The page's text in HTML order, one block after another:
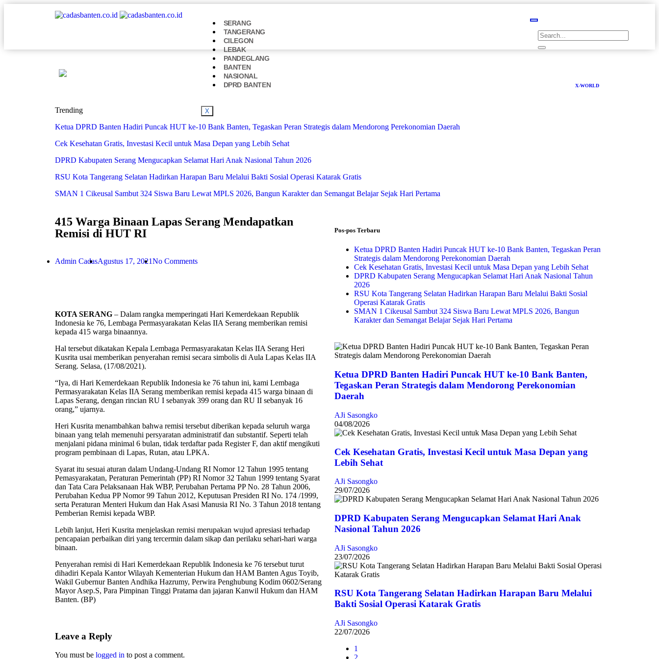
SERANG
TANGERANG
CILEGON
LEBAK
PANDEGLANG
BANTEN
NASIONAL
DPRD BANTEN
X
X-WORLD
Trending
Ketua DPRD Banten Hadiri Puncak HUT ke-10 Bank Banten, Tegaskan Peran Strategis dalam Mendorong Perekonomian Daerah
Cek Kesehatan Gratis, Investasi Kecil untuk Masa Depan yang Lebih Sehat
DPRD Kabupaten Serang Mengucapkan Selamat Hari Anak Nasional Tahun 2026
RSU Kota Tangerang Selatan Hadirkan Harapan Baru Melalui Bakti Sosial Operasi Katarak Gratis
SMAN 1 Cikeusal Sambut 324 Siswa Baru Lewat MPLS 2026, Bangun Karakter dan Semangat Belajar Sejak Hari Pertama
415 Warga Binaan Lapas Serang Mendapatkan
Remisi di HUT RI
Admin CadasAgustus 17, 2021No Comments
KOTA SERANG – Dalam rangka memperingati Hari Kemerdekaan Republik
Indonesia ke 76, Lembaga Permasyarakatan Kelas IIA Serang memberikan remisi
kepada 415 warga binaannya.
Hal tersebut dikatakan Kepala Lembaga Permasyarakatan Kelas IIA Serang Heri
Kusrita usai memberikan penyerahan remisi secara simbolis di Aula Lapas Kelas IIA
Serang. Selasa, (17/08/2021).
“Iya, di Hari Kemerdekaan Republik Indonesia ke 76 tahun ini, kami Lembaga
Permasyarakatan Kelas IIA Serang memberikan remisi kepada 415 warga binaan di
Lapas Serang, dengan rincian RU I sebanyak 399 orang dan RU II sebanyak 16
orang,” ujarnya.
Heri Kusrita menambahkan bahwa remisi tersebut diberikan kepada seluruh warga
binaan yang telah memenuhi persyaratan administratif dan substantif. Seperti telah
menjalani pidana minimal 6 bulan, tidak terdaftar pada Register F, dan aktif mengikuti
program pembinaan di Lapas, Rutan, atau LPKA.
Syarat itu sesuai aturan dalam Undang-Undang RI Nomor 12 Tahun 1995 tentang
Pemasyarakatan, Peraturan Pemerintah (PP) RI Nomor 32 Tahun 1999 tentang Syarat
dan Tata Cara Pelaksanaan Hak WBP, Perubahan Pertama PP No. 28 Tahun 2006,
Perubahan Kedua PP Nomor 99 Tahun 2012, Keputusan Presiden RI No. 174 /1999,
serta Peraturan Menteri Hukum dan Hak Asasi Manusia RI No. 3 Tahun 2018 tentang
Pemberian Remisi kepada WBP.
Lebih lanjut, Heri Kusrita menjelaskan remisi merupakan wujud apresiasi terhadap
pencapaian perbaikan diri yang tercermin dalam sikap dan perilaku sehari-hari warga
binaan.
Penyerahan remisi di Hari Kemerdekaan Republik Indonesia ke 76 tersebut turut
dihadiri Kepala Kantor Wilayah Kementerian Hukum dan HAM Banten Agus Toyib,
Wakil Gubernur Banten Andhika Hazrumy, Perwira Penghubung Kodim 0602/Serang
Mayor Asep.S, Para Pimpinan Tinggi Pratama dan jajaran Kanwil Hukum dan HAM
Banten. (BP)
Leave a Reply
You must be logged in to post a comment.
Pos-pos Terbaru
Ketua DPRD Banten Hadiri Puncak HUT ke-10 Bank Banten, Tegaskan Peran
Strategis dalam Mendorong Perekonomian Daerah
Cek Kesehatan Gratis, Investasi Kecil untuk Masa Depan yang Lebih Sehat
DPRD Kabupaten Serang Mengucapkan Selamat Hari Anak Nasional Tahun
2026
RSU Kota Tangerang Selatan Hadirkan Harapan Baru Melalui Bakti Sosial
Operasi Katarak Gratis
SMAN 1 Cikeusal Sambut 324 Siswa Baru Lewat MPLS 2026, Bangun
Karakter dan Semangat Belajar Sejak Hari Pertama
Ketua DPRD Banten Hadiri Puncak HUT ke-10 Bank Banten,
Tegaskan Peran Strategis dalam Mendorong Perekonomian
Daerah
AJi Sasongko
04/08/2026
Cek Kesehatan Gratis, Investasi Kecil untuk Masa Depan yang
Lebih Sehat
AJi Sasongko
29/07/2026
DPRD Kabupaten Serang Mengucapkan Selamat Hari Anak
Nasional Tahun 2026
AJi Sasongko
23/07/2026
RSU Kota Tangerang Selatan Hadirkan Harapan Baru Melalui
Bakti Sosial Operasi Katarak Gratis
AJi Sasongko
22/07/2026
1
2